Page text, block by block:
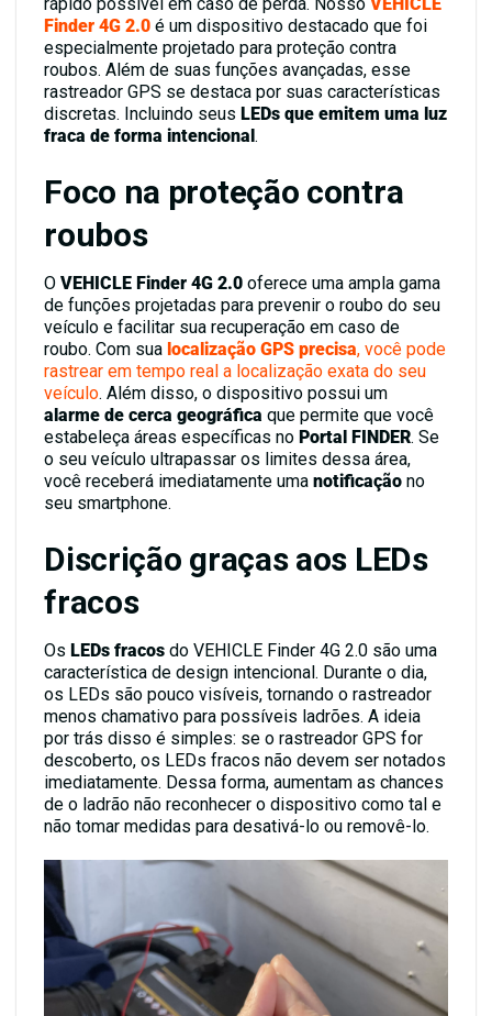
Finder 4G 2.0 é um dispositivo destacado que foi
especialmente projetado para proteção contra
roubos. Além de suas funções avançadas, esse
rastreador GPS se destaca por suas características
discretas. Incluindo seusLEDs que emitem uma luz
fraca de forma intencional.
Foco na proteção contra
roubos
OVEHICLE Finder 4G 2.0 oferece uma ampla gama
de funções projetadas para prevenir o roubo do seu
veículo e facilitar sua recuperação em caso de
roubo. Com sualocalização GPS precisa, você pode
rastrear em tempo real a localização exata do seu
veículo. Além disso, o dispositivo possui um
alarme de cerca geográfica que permite que você
estabeleça áreas específicas noPortal FINDER. Se
o seu veículo ultrapassar os limites dessa área,
você receberá imediatamente umanotificação no
seu smartphone.
Discrição graças aos LEDs
fracos
OsLEDs fracos do VEHICLE Finder 4G 2.0 são uma
característica de design intencional. Durante o dia,
os LEDs são pouco visíveis, tornando o rastreador
menos chamativo para possíveis ladrões. A ideia
por trás disso é simples: se o rastreador GPS for
descoberto, os LEDs fracos não devem ser notados
imediatamente. Dessa forma, aumentam as chances
de o ladrão não reconhecer o dispositivo como tal e
não tomar medidas para desativá-lo ou removê-lo.